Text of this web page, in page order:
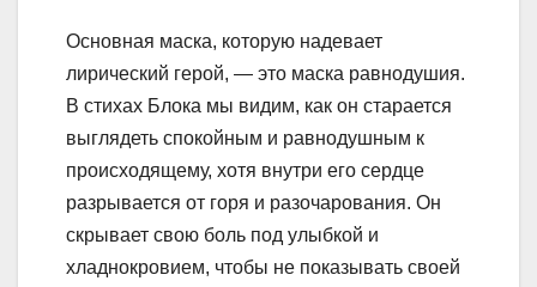
Основная маска, которую надевает
лирический герой, — это маска равнодушия.
В стихах Блока мы видим, как он старается
выглядеть спокойным и равнодушным к
происходящему, хотя внутри его сердце
разрывается от горя и разочарования. Он
скрывает свою боль под улыбкой и
хладнокровием, чтобы не показывать своей